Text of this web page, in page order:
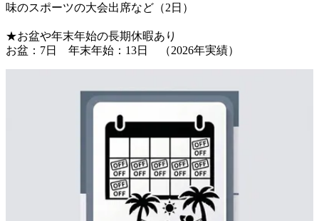
味のスポーツの大会出席など（2日）
★お盆や年末年始の長期休暇あり